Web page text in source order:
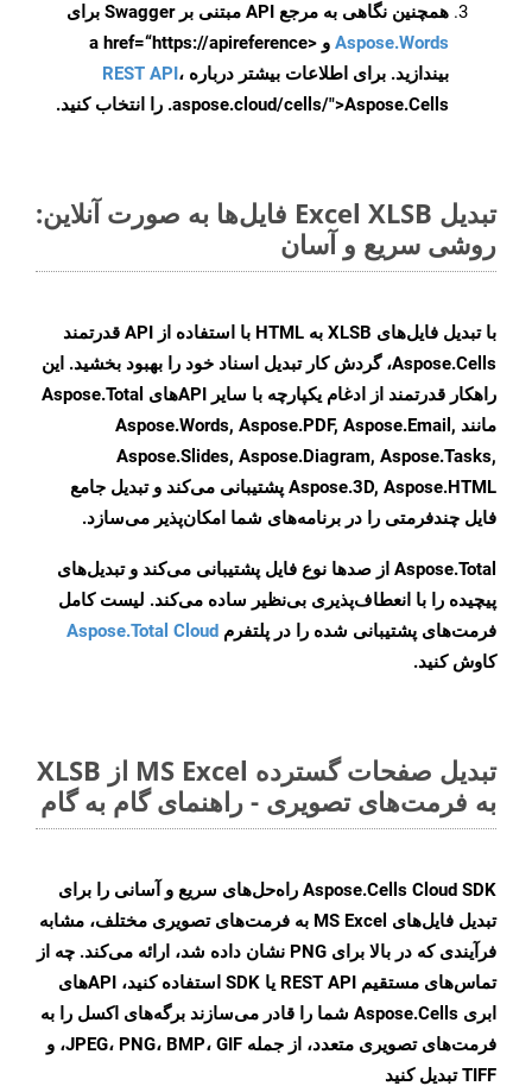
همچنین نگاهی به مرجع API مبتنی بر Swagger برای
Aspose.Words
و <a href=“https://apireference
بیندازید. برای اطلاعات بیشتر درباره REST API،
.aspose.cloud/cells/">Aspose.Cells را انتخاب کنید.
تبدیل Excel XLSB فایل‌ها به صورت آنلاین:
روشی سریع و آسان
با تبدیل فایل‌های XLSB به HTML با استفاده از API قدرتمند
Aspose.Cells، گردش کار تبدیل اسناد خود را بهبود بخشید. این
راهکار قدرتمند از ادغام یکپارچه با سایر APIهای Aspose.Total
مانند Aspose.Words, Aspose.PDF, Aspose.Email,
Aspose.Slides, Aspose.Diagram, Aspose.Tasks,
Aspose.3D, Aspose.HTML پشتیبانی می‌کند و تبدیل جامع
فایل چندفرمتی را در برنامه‌های شما امکان‌پذیر می‌سازد.
Aspose.Total از صدها نوع فایل پشتیبانی می‌کند و تبدیل‌های
پیچیده را با انعطاف‌پذیری بی‌نظیر ساده می‌کند. لیست کامل
فرمت‌های پشتیبانی شده را در پلتفرم Aspose.Total Cloud
کاوش کنید.
تبدیل صفحات گسترده MS Excel از XLSB
به فرمت‌های تصویری - راهنمای گام به گام
Aspose.Cells Cloud SDK راه‌حل‌های سریع و آسانی را برای
تبدیل فایل‌های MS Excel به فرمت‌های تصویری مختلف، مشابه
فرآیندی که در بالا برای PNG نشان داده شد، ارائه می‌کند. چه از
تماس‌های مستقیم REST API یا SDK استفاده کنید، APIهای
ابری Aspose.Cells شما را قادر می‌سازند برگه‌های اکسل را به
فرمت‌های تصویری متعدد، از جمله JPEG، PNG، BMP، GIF، و
TIFF تبدیل کنید